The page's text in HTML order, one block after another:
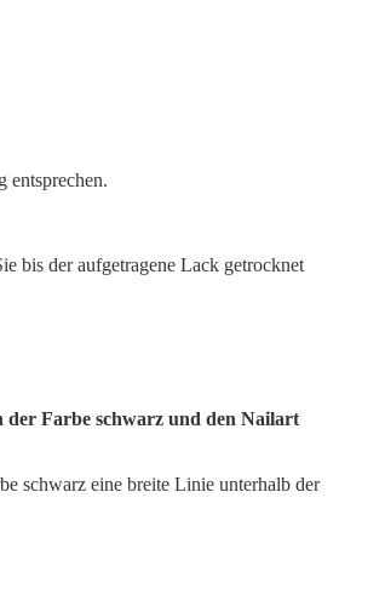
entsprechen.
bis der aufgetragene Lack getrocknet
der Farbe schwarz und den Nailart
schwarz eine breite Linie unterhalb der